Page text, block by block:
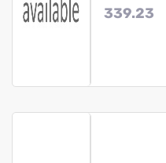
339.23